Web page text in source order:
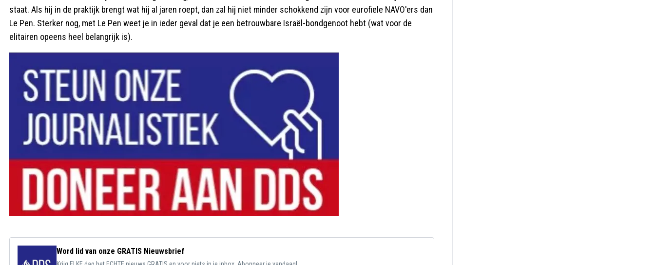
staat. Als hij in de praktijk brengt wat hij al jaren roept, dan zal hij niet minder schokkend zijn voor eurofiele NAVO'ers dan
Le Pen. Sterker nog, met Le Pen weet je in ieder geval dat je een betrouwbare Israël-bondgenoot hebt (wat voor de
elitairen opeens heel belangrijk is).
Word lid van onze GRATIS Nieuwsbrief